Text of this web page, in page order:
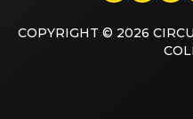
COPYRIGHT © 2026